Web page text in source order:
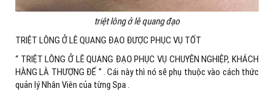
triệt lông ở lê quang đạo
TRIỆT LÔNG Ở LÊ QUANG ĐẠO ĐƯỢC PHỤC VỤ TỐT
“ TRIỆT LÔNG Ở LÊ QUANG ĐẠO PHỤC VỤ CHUYÊN NGHIỆP, KHÁCH
HÀNG LÀ THƯỢNG ĐẾ “ . Cái này thì nó sẽ phụ thuộc vào cách thức
quản lý Nhân Viên của từng Spa .